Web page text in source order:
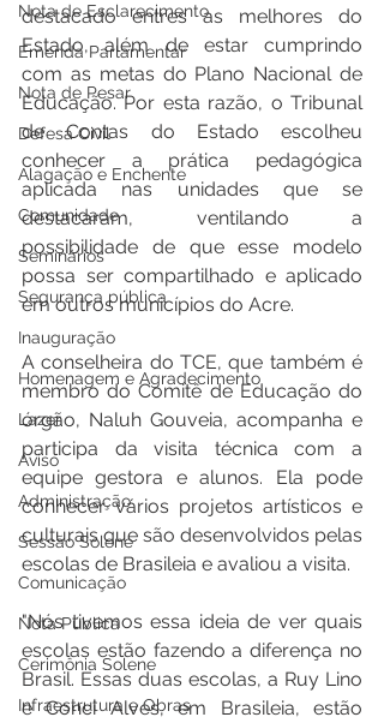
Nota de Esclarecimento
Emenda Parlamentar
Nota de Pesar
Defesa Civil
Alagação e Enchente
Comunidade
Seminários
Segurança pública
Inauguração
Homenagem e Agradecimento
Lazer
Aviso
Administração
Sessão Solene
Comunicação
Nota Pública
Cerimônia Solene
Infraestrutura e Obras
destacado entres as melhores do
Estado, além de estar cumprindo
com as metas do Plano Nacional de
Educação. Por esta razão, o Tribunal
de Contas do Estado escolheu
conhecer a prática pedagógica
aplicada nas unidades que se
destacaram, ventilando a
possibilidade de que esse modelo
possa ser compartilhado e aplicado
em outros municípios do Acre.
A conselheira do TCE, que também é
membro do Comitê de Educação do
órgão, Naluh Gouveia, acompanha e
participa da visita técnica com a
equipe gestora e alunos. Ela pode
conhecer vários projetos artísticos e
culturais que são desenvolvidos pelas
escolas de Brasileia e avaliou a visita.
"Nós tivemos essa ideia de ver quais
escolas estão fazendo a diferença no
Brasil. Essas duas escolas, a Ruy Lino
e Conci Alves, em Brasileia, estão